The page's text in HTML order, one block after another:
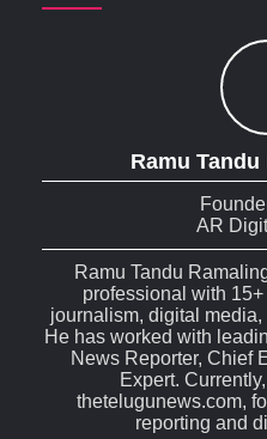
Ramu
AR
Ramu Tandu
professional with
journalism, digital
He has worked with
News Reporter, Chief
Expert.
thetelugunews.com,
reporting and